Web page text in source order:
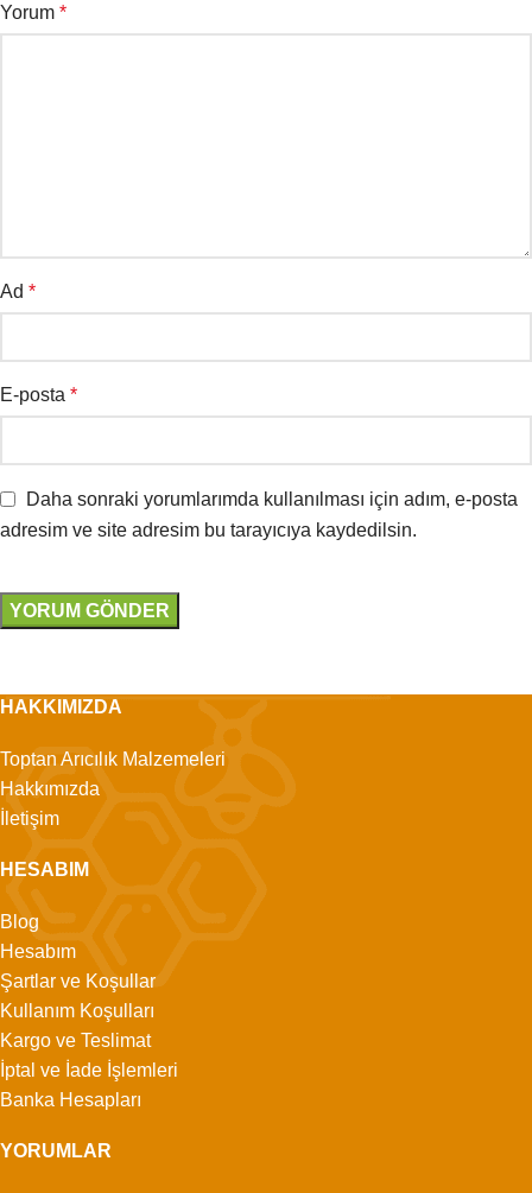
Yorum *
Ad *
E-posta *
Daha sonraki yorumlarımda kullanılması için adım, e-posta
adresim ve site adresim bu tarayıcıya kaydedilsin.
HAKKIMIZDA
Toptan Arıcılık Malzemeleri
Hakkımızda
İletişim
HESABIM
Blog
Hesabım
Şartlar ve Koşullar
Kullanım Koşulları
Kargo ve Teslimat
İptal ve İade İşlemleri
Banka Hesapları
YORUMLAR